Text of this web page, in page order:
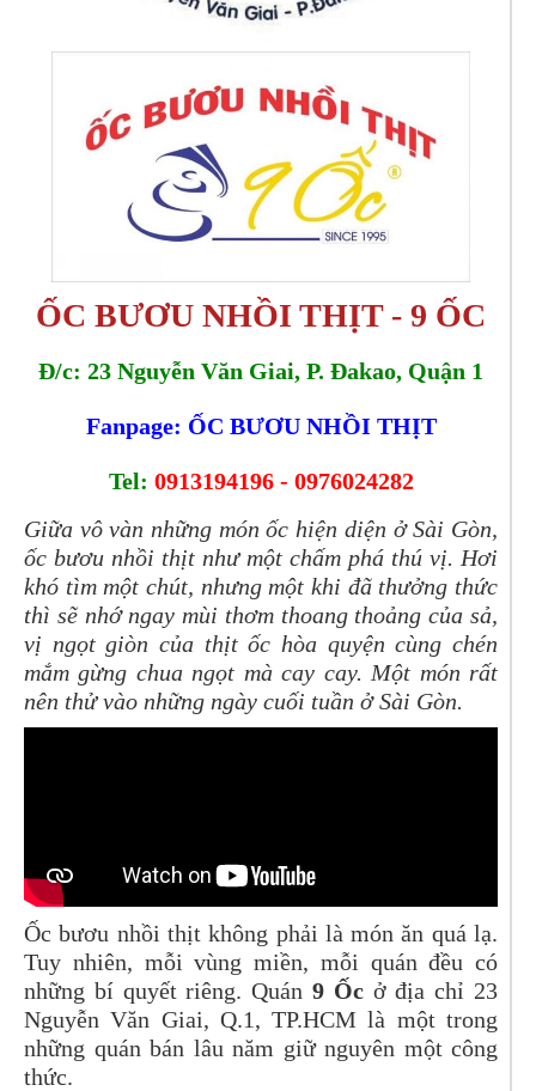
ỐC BƯƠU NHỒI THỊT - 9 ỐC
Đ/c: 23 Nguyễn Văn Giai, P. Đakao, Quận 1
Fanpage: ỐC BƯƠU NHỒI THỊT
Tel: 0913194196 - 0976024282
Giữa vô vàn những món ốc hiện diện ở Sài Gòn,
ốc bươu nhồi thịt như một chấm phá thú vị. Hơi
khó tìm một chút, nhưng một khi đã thưởng thức
thì sẽ nhớ ngay mùi thơm thoang thoảng của sả,
vị ngọt giòn của thịt ốc hòa quyện cùng chén
mắm gừng chua ngọt mà cay cay. Một món rất
nên thử vào những ngày cuối tuần ở Sài Gòn.
Ốc bươu nhồi thịt không phải là món ăn quá lạ.
Tuy nhiên, mỗi vùng miền, mỗi quán đều có
những bí quyết riêng. Quán 9 Ốcở địa chỉ 23
Nguyễn Văn Giai, Q.1, TP.HCM là một trong
những quán bán lâu năm giữ nguyên một công
thức.